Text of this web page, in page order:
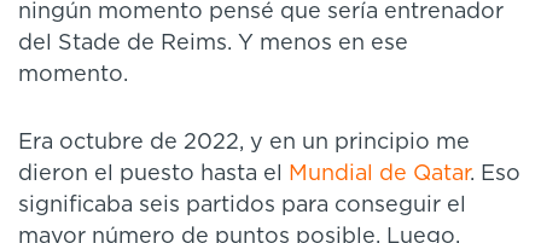
ningún momento pensé que sería entrenador
del Stade de Reims. Y menos en ese
momento.
Era octubre de 2022, y en un principio me
dieron el puesto hasta el
Mundial de Qatar. Eso
significaba seis partidos para conseguir el
mayor número de puntos posible. Luego,